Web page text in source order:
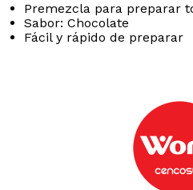
Premezcla para preparar
Sabor: Chocolate
Fácil y rápido de preparar